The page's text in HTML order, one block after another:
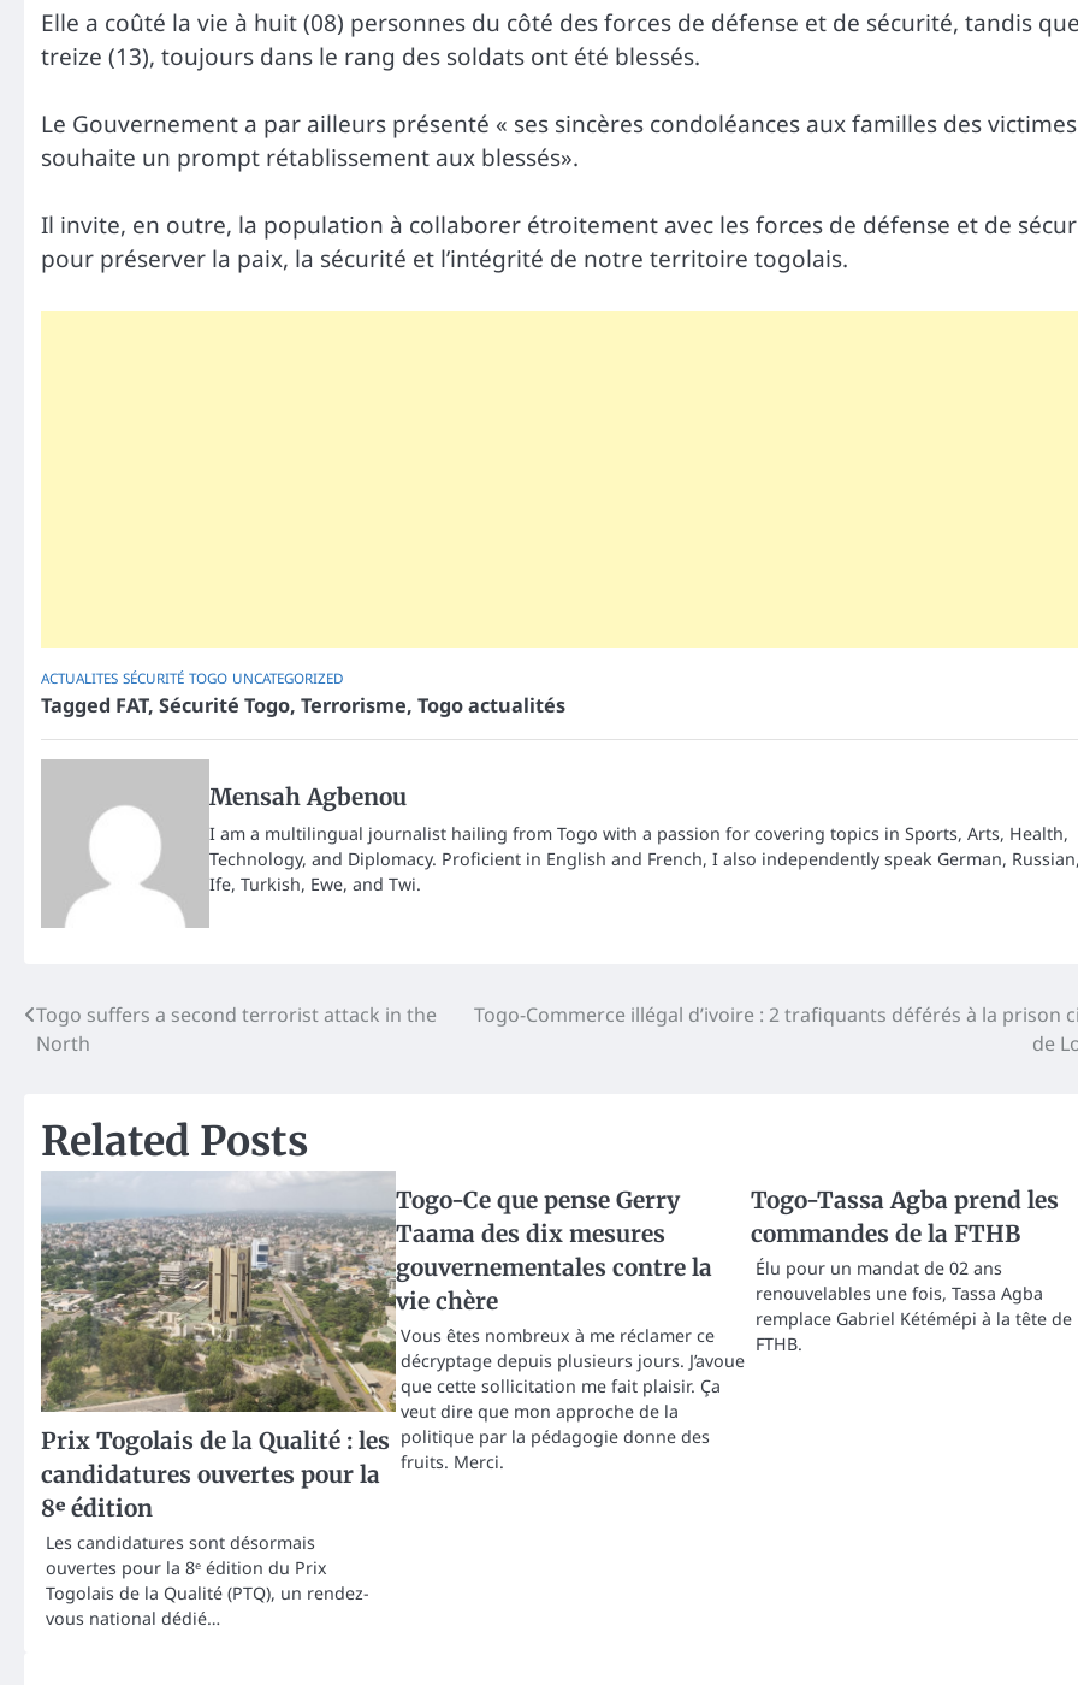
Elle a coûté la vie à huit (08) personnes du côté des forces de défense et de sécurité, tandis
treize (13), toujours dans le rang des soldats ont été blessés.
Le Gouvernement a par ailleurs présenté « ses sincères condoléances aux familles des
souhaite un prompt rétablissement aux blessés».
Il invite, en outre, la population à collaborer étroitement avec les forces de défense et de
pour préserver la paix, la sécurité et l’intégrité de notre territoire togolais.
ACTUALITES SÉCURITÉ TOGO UNCATEGORIZED
Tagged FAT, Sécurité Togo, Terrorisme, Togo actualités
Mensah Agbenou
I am a multilingual journalist hailing from Togo with a passion for covering topics in Sports, Arts, Health,
Technology, and Diplomacy. Proficient in English and French, I also independently speak German,
Ife, Turkish, Ewe, and Twi.
Post
navigation
Togo suffers a second terrorist attack in the
North
Togo-Commerce illégal d’ivoire : 2 trafiquants déférés à la prison
de
Related Posts
Prix Togolais de la Qualité : les
candidatures ouvertes pour la
8ᵉ édition
Les candidatures sont désormais
ouvertes pour la 8ᵉ édition du Prix
Togolais de la Qualité (PTQ), un rendez-
vous national dédié…
Togo-Ce que pense Gerry
Taama des dix mesures
gouvernementales contre la
vie chère
Vous êtes nombreux à me réclamer ce
décryptage depuis plusieurs jours. J’avoue
que cette sollicitation me fait plaisir. Ça
veut dire que mon approche de la
politique par la pédagogie donne des
fruits. Merci.
Togo-Tassa Agba prend les
commandes de la FTHB
Élu pour un mandat de 02 ans
renouvelables une fois, Tassa Agba
remplace Gabriel Kétémépi à la tête de
FTHB.